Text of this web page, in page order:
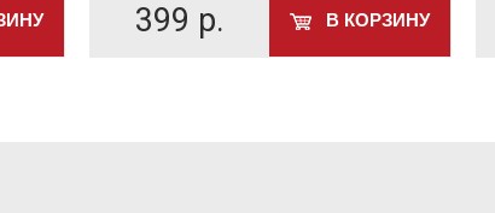
399 р. В КОРЗИНУ